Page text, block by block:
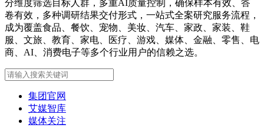
分维度筛选目标人群，多重AI质量控制，确保样本有效、答
卷有效，多种调研结果交付形式，一站式全案研究服务流程，
成为覆盖食品、餐饮、宠物、美妆、汽车、家政、家装、鞋
服、文旅、教育、家电、医疗、游戏、媒体、金融、零售、电
商、AI、消费电子等多个行业用户的信赖之选。
集团官网
艾媒智库
媒体关注